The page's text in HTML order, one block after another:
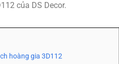
của DS Decor.
hoàng gia 3D112